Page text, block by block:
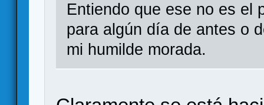
Entiendo que ese no es el
para algún día de antes o
mi humilde morada.